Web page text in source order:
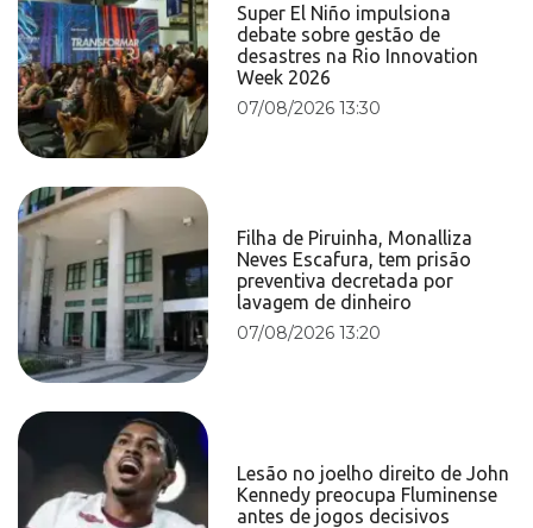
Super El Niño impulsiona
debate sobre gestão de
desastres na Rio Innovation
Week 2026
07/08/2026 13:30
Filha de Piruinha, Monalliza
Neves Escafura, tem prisão
preventiva decretada por
lavagem de dinheiro
07/08/2026 13:20
Lesão no joelho direito de John
Kennedy preocupa Fluminense
antes de jogos decisivos